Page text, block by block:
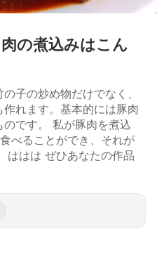
の煮込みはこん
子の炒め物だけでなく、
れます。基本的には豚肉
です。 私が豚肉を煮込
べることができ、それが
ははは ぜひあなたの作品